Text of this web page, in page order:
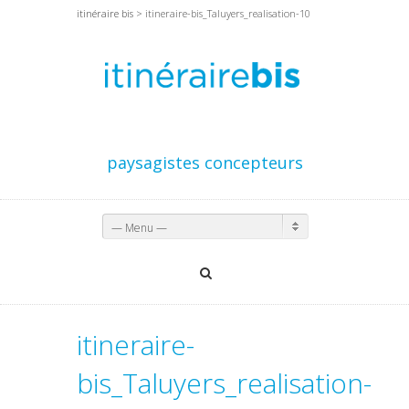
itinéraire bis > itineraire-bis_Taluyers_realisation-10
paysagistes concepteurs
— Menu —
itineraire-
bis_Taluyers_realisation-